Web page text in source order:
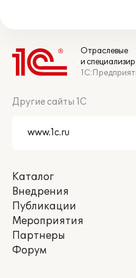
Отраслевые
и
Другие сайты 1С
Каталог
Внедрения
Публикации
Мероприятия
Партнеры
Форум